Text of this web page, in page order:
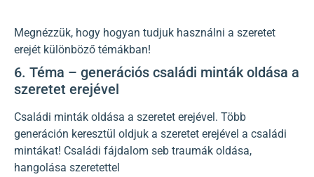
Megnézzük, hogy hogyan tudjuk használni a szeretet
erejét különböző témákban!
6. Téma – generációs családi minták oldása a
szeretet erejével
Családi minták oldása a szeretet erejével. Több
generáción keresztül oldjuk a szeretet erejével a családi
mintákat! Családi fájdalom seb traumák oldása,
hangolása szeretettel